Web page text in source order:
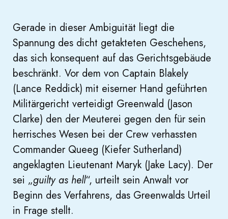
Gerade in dieser Ambiguität liegt die
Spannung des dicht getakteten Geschehens,
das sich konsequent auf das Gerichtsgebäude
beschränkt. Vor dem von Captain Blakely
(Lance Reddick) mit eiserner Hand geführten
Militärgericht verteidigt Greenwald (Jason
Clarke) den der Meuterei gegen den für sein
herrisches Wesen bei der Crew verhassten
Commander Queeg (Kiefer Sutherland)
angeklagten Lieutenant Maryk (Jake Lacy). Der
sei „guilty as hell“, urteilt sein Anwalt vor
Beginn des Verfahrens, das Greenwalds Urteil
in Frage stellt.